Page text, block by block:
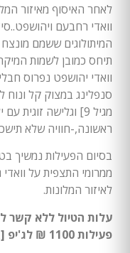
לאחר האיסוף מאיזור
וואדי רחבעם
המיתולוגים ששמם
תיחס כמובן לשמות
וואדי יהושפט נפרוס
סנפלינג במצוק קל ונוח
מגיל 9] וגלישה
ראשונה,-חוויה שלא
בסיום הפעילות נמשיך
ממרומי התצפית על
לאיזור המלונות.
פעילות 1100 ₪ לג'יפ [בג'יפ עד 8 מטיילים]